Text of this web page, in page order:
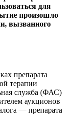
для
произошло
вызванного
препарата
терапии
служба (ФАС)
аукционов
— препарата